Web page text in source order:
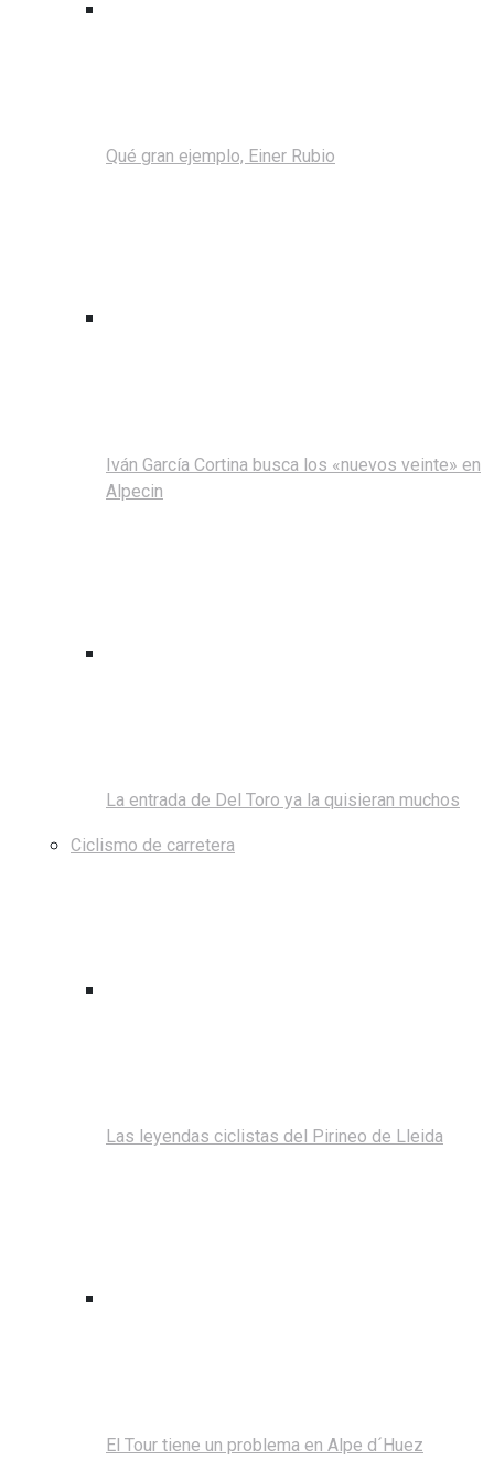
Qué gran ejemplo, Einer Rubio
Iván García Cortina busca los «nuevos veinte» en
Alpecin
La entrada de Del Toro ya la quisieran muchos
Ciclismo de carretera
Las leyendas ciclistas del Pirineo de Lleida
El Tour tiene un problema en Alpe d´Huez